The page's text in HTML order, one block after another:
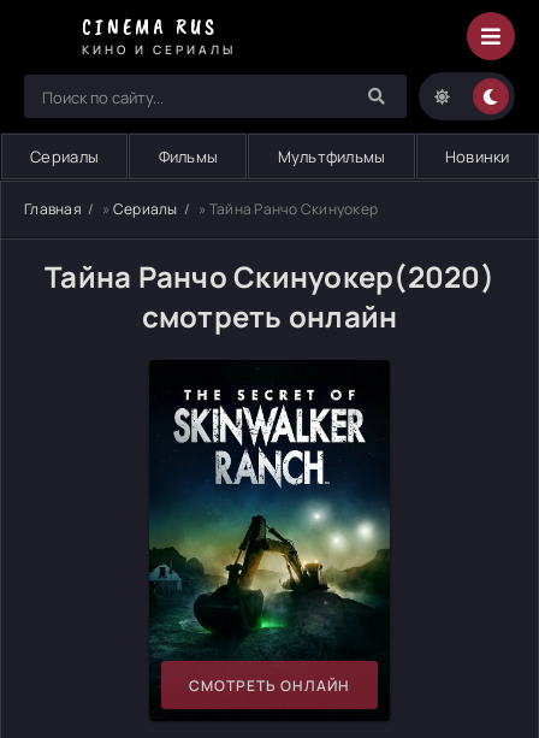
CINEMA RUS
КИНО И СЕРИАЛЫ
Сериалы Фильмы Мультфильмы Новинки
Главная » Сериалы » Тайна Ранчо Скинуокер
Тайна Ранчо Скинуокер(2020)
смотреть онлайн
СМОТРЕТЬ ОНЛАЙН